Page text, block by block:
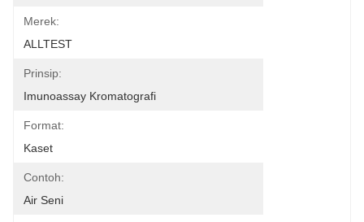
Merek:
ALLTEST
Prinsip:
Imunoassay Kromatografi
Format:
Kaset
Contoh:
Air Seni